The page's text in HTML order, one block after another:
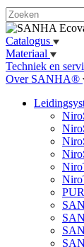
Catalogus
Materiaal
Techniek en
Over SANHA®